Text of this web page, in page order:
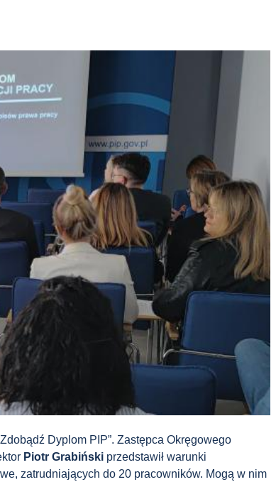
Dyplom PIP”. Zastępca Okręgowego
Piotr Grabiński przedstawił warunki
zatrudniających do 20 pracowników. Mogą w nim